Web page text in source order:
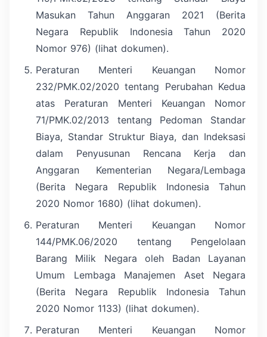
Masukan Tahun Anggaran 2021 (Berita
Negara Republik Indonesia Tahun 2020
Nomor 976) (lihat dokumen).
Peraturan Menteri Keuangan Nomor
232/PMK.02/2020 tentang Perubahan Kedua
atas Peraturan Menteri Keuangan Nomor
71/PMK.02/2013 tentang Pedoman Standar
Biaya, Standar Struktur Biaya, dan Indeksasi
dalam Penyusunan Rencana Kerja dan
Anggaran Kementerian Negara/Lembaga
(Berita Negara Republik Indonesia Tahun
2020 Nomor 1680) (lihat dokumen).
Peraturan Menteri Keuangan Nomor
144/PMK.06/2020 tentang Pengelolaan
Barang Milik Negara oleh Badan Layanan
Umum Lembaga Manajemen Aset Negara
(Berita Negara Republik Indonesia Tahun
2020 Nomor 1133) (lihat dokumen).
Peraturan Menteri Keuangan Nomor